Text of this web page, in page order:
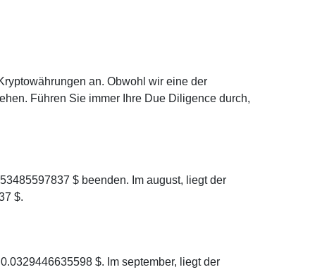
an. Obwohl wir eine der
Führen Sie immer Ihre Due Diligence durch,
$ beenden. Im august, liegt der
$.
$. Im september, liegt der